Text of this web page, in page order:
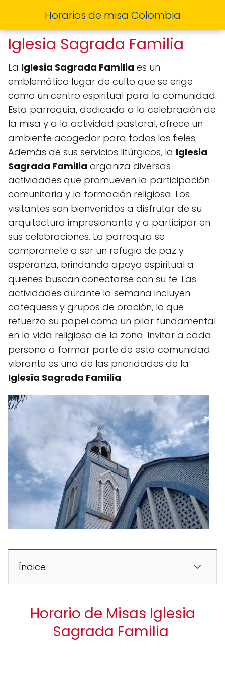
Horarios de misa Colombia
Iglesia Sagrada Familia
La Iglesia Sagrada Familia es un
emblemático lugar de culto que se erige
como un centro espiritual para la comunidad.
Esta parroquia, dedicada a la celebración de
la misa y a la actividad pastoral, ofrece un
ambiente acogedor para todos los fieles.
Además de sus servicios litúrgicos, la Iglesia
Sagrada Familia organiza diversas
actividades que promueven la participación
comunitaria y la formación religiosa. Los
visitantes son bienvenidos a disfrutar de su
arquitectura impresionante y a participar en
sus celebraciones. La parroquia se
compromete a ser un refugio de paz y
esperanza, brindando apoyo espiritual a
quienes buscan conectarse con su fe. Las
actividades durante la semana incluyen
catequesis y grupos de oración, lo que
refuerza su papel como un pilar fundamental
en la vida religiosa de la zona. Invitar a cada
persona a formar parte de esta comunidad
vibrante es una de las prioridades de la
Iglesia Sagrada Familia.
Índice
Horario de Misas Iglesia
Sagrada Familia